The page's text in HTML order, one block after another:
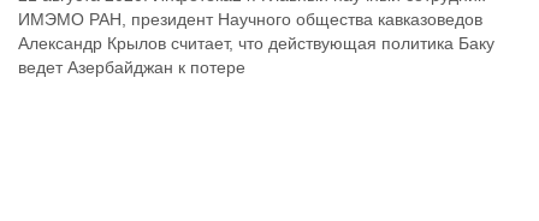
ИМЭМО РАН, президент Научного общества кавказоведов
Александр Крылов считает, что действующая политика Баку
ведет Азербайджан к потере